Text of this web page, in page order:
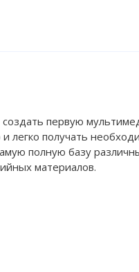
первую
легко получать
полную базу
материалов.